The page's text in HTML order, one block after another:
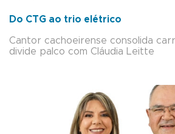
Do CTG ao trio elétrico
Cantor cachoeirense consolida
divide palco com Cláudia Leitte